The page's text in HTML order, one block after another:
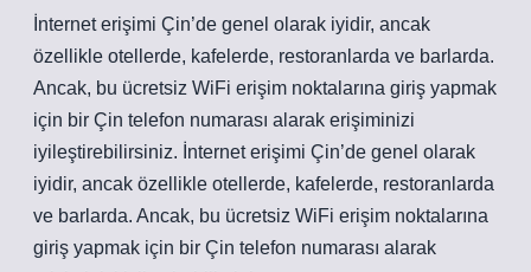
İnternet erişimi Çin’de genel olarak iyidir, ancak
özellikle otellerde, kafelerde, restoranlarda ve barlarda.
Ancak, bu ücretsiz WiFi erişim noktalarına giriş yapmak
için bir Çin telefon numarası alarak erişiminizi
iyileştirebilirsiniz. İnternet erişimi Çin’de genel olarak
iyidir, ancak özellikle otellerde, kafelerde, restoranlarda
ve barlarda. Ancak, bu ücretsiz WiFi erişim noktalarına
giriş yapmak için bir Çin telefon numarası alarak